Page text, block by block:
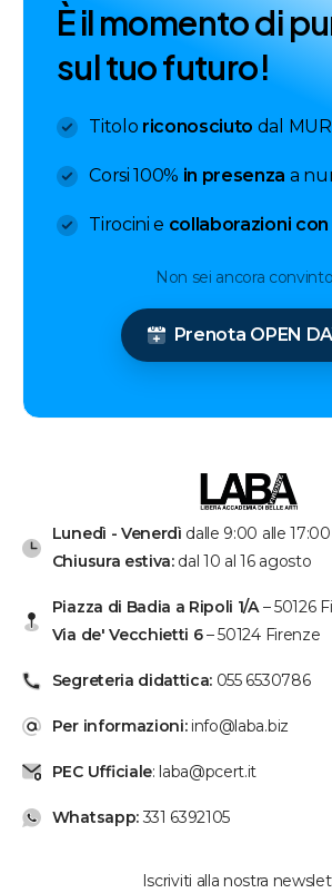
Èilmomentodipu
sultuofuturo!
Titolo riconosciuto dal MUR
Corsi 100% in presenza a
Tirocini e collaborazioni
Non sei ancora
Prenota OPEN
Lunedì - Venerdì dalle 9:00 alle 17:00
Chiusura estiva:dal 10 al 16 agosto
Piazza di Badia a Ripoli 1/A – 50126
Via de' Vecchietti 6 – 50124 Firenze
Segreteria didattica: 055 6530786
Per informazioni:info@laba.biz
PEC Ufficiale: laba@pcert.it
Whatsapp:331 6392105
Iscriviti alla nostra